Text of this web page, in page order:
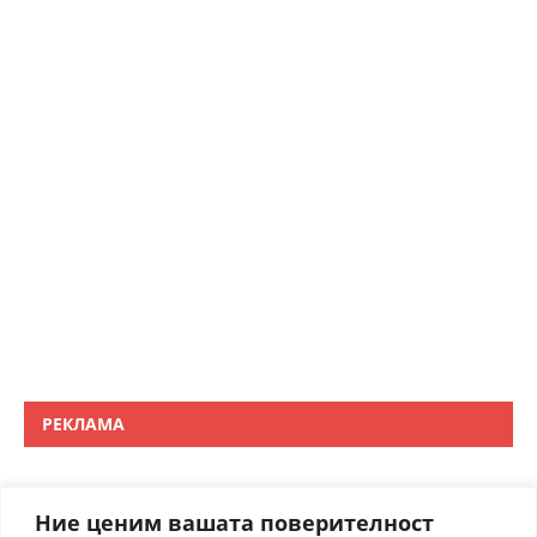
Ние ценим вашата поверителност
РЕКЛАМА